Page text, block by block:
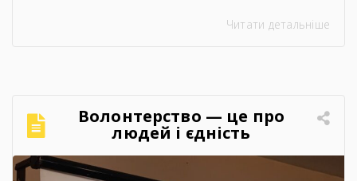
«Сучасний стан та перспективи розвитку
аналізом та прагненням осмислити сучасні
виклики й перспективи розвитку аграрної
сфери Чортківського […]
Читати детальніше
Волонтерство — це про
людей і єдність